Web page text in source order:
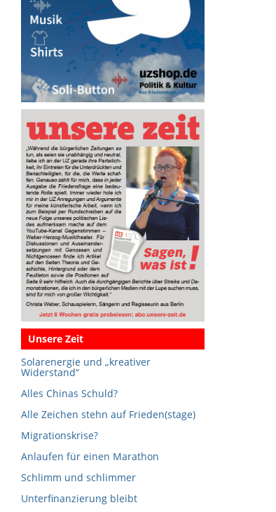
Unsere Zeit
Solarenergie und „kreativer
Widerstand“
Alles Chinas Schuld?
Alle Zeichen stehn auf Frieden(stage)
Migrationskrise?
Anlaufen für einen Marathon
Schlimm und schlimmer
Unterfinanzierung bleibt